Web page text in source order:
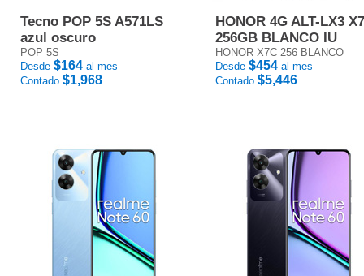
Tecno POP 5S A571LS
azul oscuro
POP 5S
Desde $164 al mes
Contado $1,968
HONOR 4G ALT-LX3
256GB BLANCO IU
HONOR X7C 256 BLANCO
Desde $454 al mes
Contado $5,446